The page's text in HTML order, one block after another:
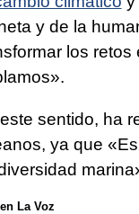
y de la
los
sentido, ha
ya que
La Voz